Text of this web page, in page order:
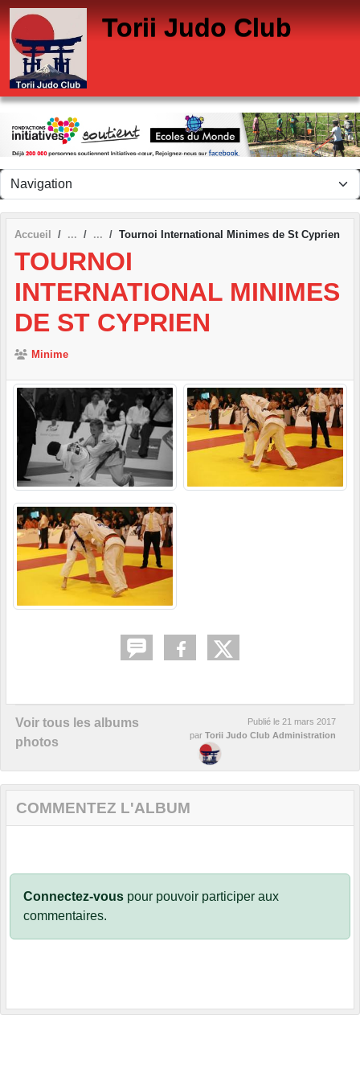
Torii Judo Club
Accueil Tournoi International Minimes de St Cyprien
TOURNOI
INTERNATIONAL MINIMES
DE ST CYPRIEN
Minime
Voir tous les albums
photos
Publié le 21 mars 2017
par Torii Judo Club Administration
COMMENTEZ L'ALBUM
Connectez-vous pour pouvoir participer aux
commentaires.
Panneau de gestion des cookies